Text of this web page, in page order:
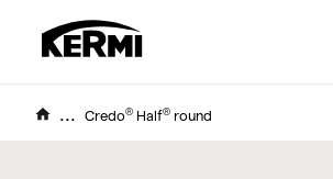
... Credo® Half® round